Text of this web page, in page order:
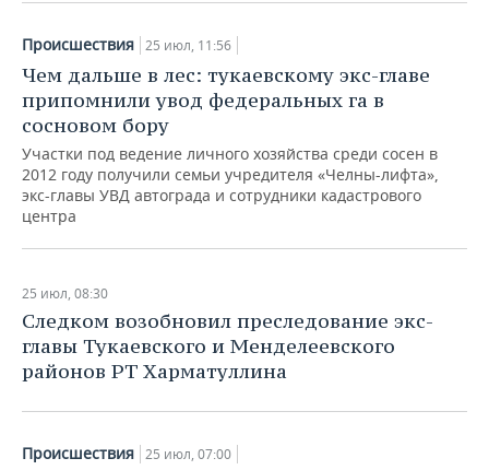
ONLINE-КОНФЕРЕНЦИИ
ОТКРЫТАЯ ЛЕКЦИЯ
ХОККЕЙ
БАСКЕТБОЛ
ВОЛЕЙБОЛ
КИБЕРСПОРТ
ВОДНЫЕ ВИДЫ СПОРТА
ХОККЕЙ С МЯЧОМ
ВЛАСТЬ
ИНФРАСТРУКТУРА
ИСТОРИЯ
КУЛЬТУРА
ОБРАЗОВАНИЕ
ПРОИСШЕСТВИЯ
СЮЖЕТЫ
СПРАВОЧНИК
СПИСОК ПЕРСОН
СПИСОК КОМПАНИЙ
ПОЛНАЯ ВЕРСИЯ
Происшествия 25 июл, 11:56
Чем дальше в лес: тукаевскому экс-главе
припомнили увод федеральных га в
сосновом бору
Участки под ведение личного хозяйства среди сосен в
2012 году получили семьи учредителя «Челны-лифта»,
экс-главы УВД автограда и сотрудники кадастрового
центра
25 июл, 08:30
Следком возобновил преследование экс-
главы Тукаевского и Менделеевского
районов РТ Харматуллина
Происшествия 25 июл, 07:00